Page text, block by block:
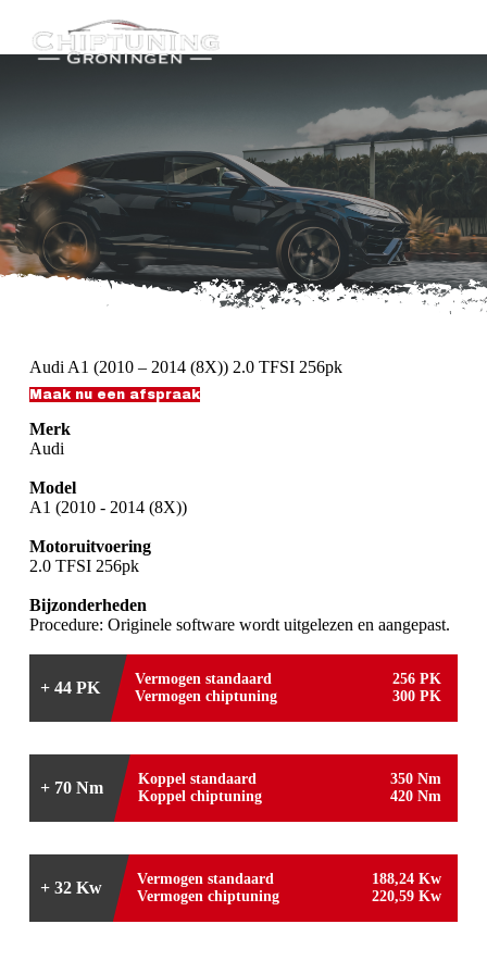
n
i
n
h
u
d
Audi A1 (2010 – 2014 (8X)) 2.0 TFSI 256pk
Maak nu een afspraak
Merk
Audi
Model
A1 (2010 - 2014 (8X))
Motoruitvoering
2.0 TFSI 256pk
Bijzonderheden
Procedure: Originele software wordt uitgelezen en aangepast.
+ 44 PK Vermogen standaard
256 PK
Vermogen chiptuning
300 PK
+ 70 Nm Koppel standaard
350 Nm
Koppel chiptuning
420 Nm
+ 32 Kw Vermogen standaard
188,24 Kw
Vermogen chiptuning
220,59 Kw